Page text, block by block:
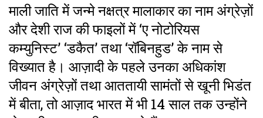
माली जाति में जन्मे नक्षत्र मालाकार का नाम अंग्रेज़ों
और देशी राज की फाइलों में ‘ए नोटोरियस
कम्युनिस्ट’ ‘डकैत’ तथा ‘रॉबिनहुड’ के नाम से
विख्यात है। आज़ादी के पहले उनका अधिकांश
जीवन अंग्रेज़ों तथा आततायी सामंतों से खूनी भिडंत
में बीता, तो आज़ाद भारत में भी 14 साल तक उन्होंने